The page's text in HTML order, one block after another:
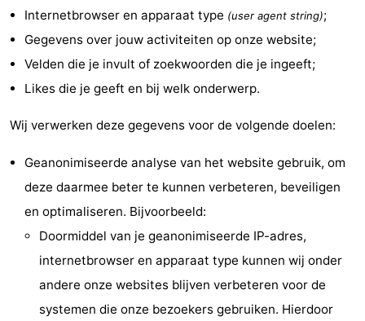
Strandhuys
-
Zien
Bezienswaardigheden
Musea
Internetbrowser en apparaat type (user agent string);
Gegevens over jouw activiteiten op onze website;
Velden die je invult of zoekwoorden die je ingeeft;
Likes die je geeft en bij welk onderwerp.
Wij verwerken deze gegevens voor de volgende doelen:
Geanonimiseerde analyse van het website gebruik, om
deze daarmee beter te kunnen verbeteren, beveiligen
en optimaliseren. Bijvoorbeeld:
Doormiddel van je geanonimiseerde IP-adres,
internetbrowser en apparaat type kunnen wij onder
andere onze websites blijven verbeteren voor de
systemen die onze bezoekers gebruiken. Hierdoor